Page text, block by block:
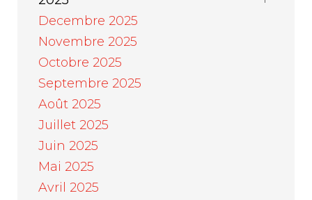
Decembre 2025
Novembre 2025
Octobre 2025
Septembre 2025
Août 2025
Juillet 2025
Juin 2025
Mai 2025
Avril 2025